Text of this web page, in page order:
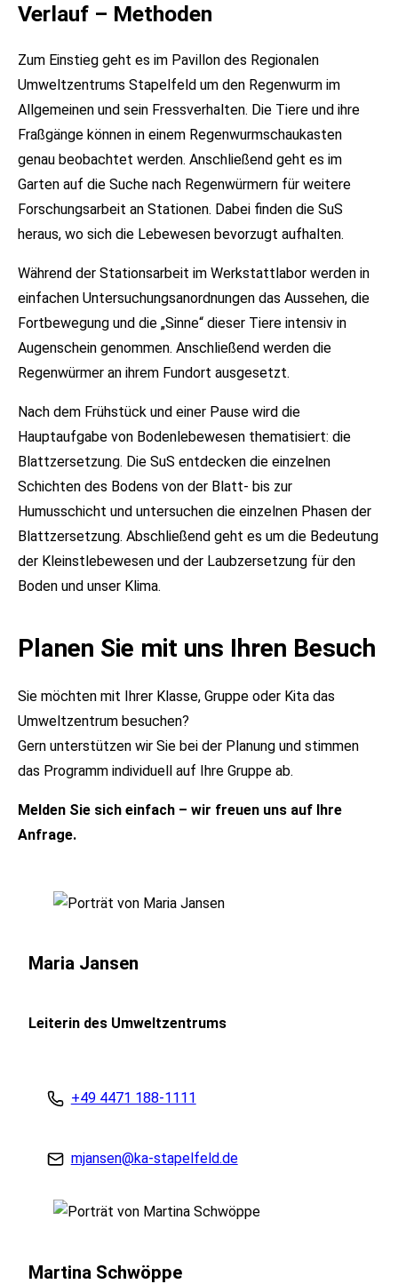
Verlauf – Methoden
Zum Einstieg geht es im Pavillon des Regionalen
Umweltzentrums Stapelfeld um den Regenwurm im
Allgemeinen und sein Fressverhalten. Die Tiere und ihre
Fraßgänge können in einem Regenwurmschaukasten
genau beobachtet werden. Anschließend geht es im
Garten auf die Suche nach Regenwürmern für weitere
Forschungsarbeit an Stationen. Dabei finden die SuS
heraus, wo sich die Lebewesen bevorzugt aufhalten.
Während der Stationsarbeit im Werkstattlabor werden in
einfachen Untersuchungsanordnungen das Aussehen, die
Fortbewegung und die „Sinne“ dieser Tiere intensiv in
Augenschein genommen. Anschließend werden die
Regenwürmer an ihrem Fundort ausgesetzt.
Nach dem Frühstück und einer Pause wird die
Hauptaufgabe von Bodenlebewesen thematisiert: die
Blattzersetzung. Die SuS entdecken die einzelnen
Schichten des Bodens von der Blatt- bis zur
Humusschicht und untersuchen die einzelnen Phasen der
Blattzersetzung. Abschließend geht es um die Bedeutung
der Kleinstlebewesen und der Laubzersetzung für den
Boden und unser Klima.
Planen Sie mit uns Ihren Besuch
Sie möchten mit Ihrer Klasse, Gruppe oder Kita das
Umweltzentrum besuchen?
Gern unterstützen wir Sie bei der Planung und stimmen
das Programm individuell auf Ihre Gruppe ab.
Melden Sie sich einfach – wir freuen uns auf Ihre
Anfrage.
Maria Jansen
Leiterin des Umweltzentrums
+49 4471 188-1111
mjansen@ka-stapelfeld.de
Martina Schwöppe